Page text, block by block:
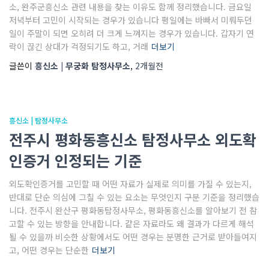
소, 완주군흥신소 관련 내용을 찾는 이유도 함께 정리했습니다. 금요일
저녁부터 고민이 시작되는 경우가 있습니다 평일에는 바빠서 미뤄두던
일이 주말이 되면 오히려 더 크게 느껴지는 경우가 있습니다. 갑자기 연
락이 끊긴 상대가 걱정되기도 하고, 거래 더보기
글쓴이 흥신소 | 무궁화 탐정사무소, 2개월전
흥신소 | 탐정사무소
전주시 평화동흥신소 탐정사무소 외도확
인증거 인정되는 기준
외도확인증거를 고민할 때 어떤 자료가 실제로 의미를 가질 수 있는지,
반대로 단순 의심에 그칠 수 있는 요소는 무엇인지 구분 기준을 정리했습
니다. 전주시 완산구 평화동탐정사무소, 평화동흥신소를 알아보기 전 참
고할 수 있는 방향을 안내합니다. 같은 자료라도 왜 결과가 다르게 해석
될 수 있을까 비슷한 상황에서도 어떤 경우는 분명한 근거로 받아들여지
고, 어떤 경우는 단순한 더보기